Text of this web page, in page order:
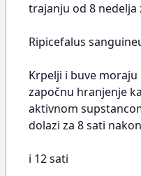
trajanju od 8 nedelja
Ripicefalus
Krpelji i buve moraju
započnu hranjenje
aktivnom
dolazi za 8 sati
i 12 sati